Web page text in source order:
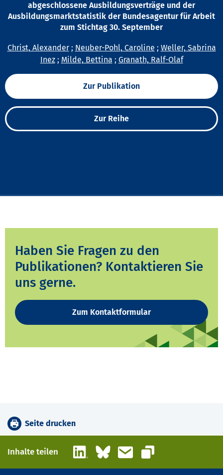
abgeschlossene Ausbildungsverträge und der
Ausbildungsmarktstatistik der Bundesagentur für Arbeit
zum Stichtag 30. September
Christ, Alexander; Neuber-Pohl, Caroline ; Weller, Sabrina
Inez; Milde, Bettina ; Granath, Ralf-Olaf
Zur Publikation
Zur Reihe
Haben Sie Fragen zu den
Publikationen? Kontaktieren Sie
uns gerne.
Zum Kontaktformular
Seite drucken
Inhalte teilen LinkedInBlueskyE-Mail
Link kopieren